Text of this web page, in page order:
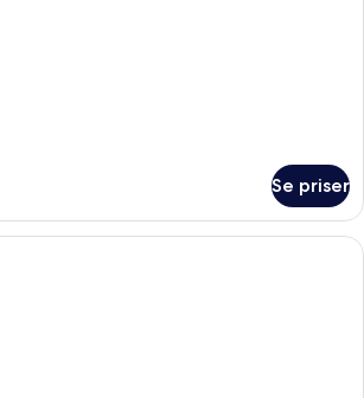
Se priser
Ett modernt hotellrum med en